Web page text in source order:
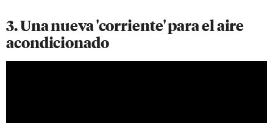
3. Una nueva 'corriente' para el aire
acondicionado